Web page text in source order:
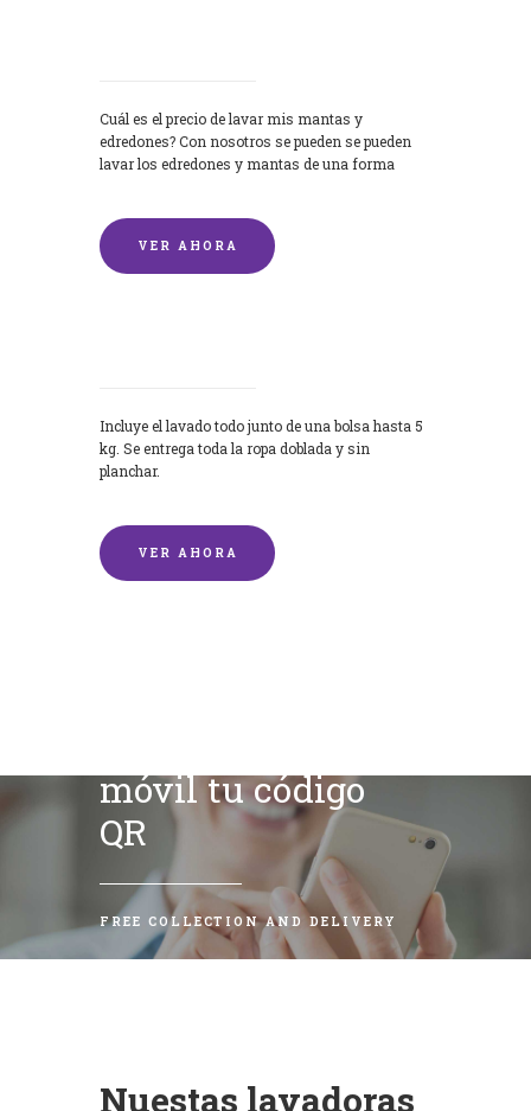
Cuál es el precio de lavar mis mantas y
edredones? Con nosotros se pueden se pueden
lavar los edredones y mantas de una forma
VER AHORA
Incluye el lavado todo junto de una bolsa hasta 5
kg. Se entrega toda la ropa doblada y sin
planchar.
VER AHORA
móvil tu código
QR
FREE COLLECTION AND DELIVERY
Nuestas lavadoras